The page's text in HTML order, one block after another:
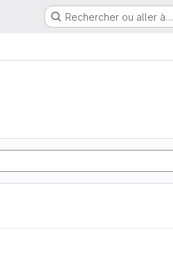
Rechercher ou aller à…